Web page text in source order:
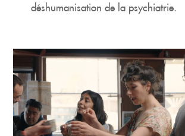
déshumanisation de la psychiatrie.